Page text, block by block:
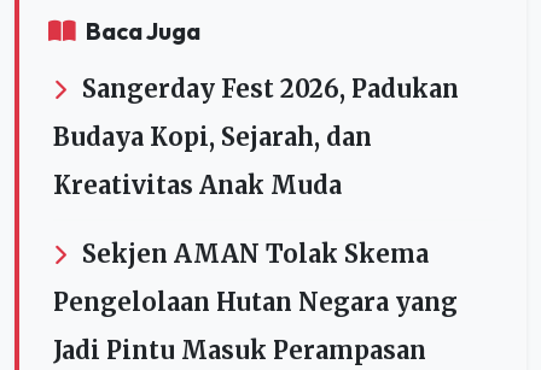
Baca Juga
Sangerday Fest 2026, Padukan
Budaya Kopi, Sejarah, dan
Kreativitas Anak Muda
Sekjen AMAN Tolak Skema
Pengelolaan Hutan Negara yang
Jadi Pintu Masuk Perampasan